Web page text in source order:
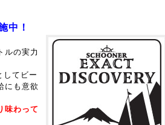
中！
ルの実力
してビー
にも意欲
味わって